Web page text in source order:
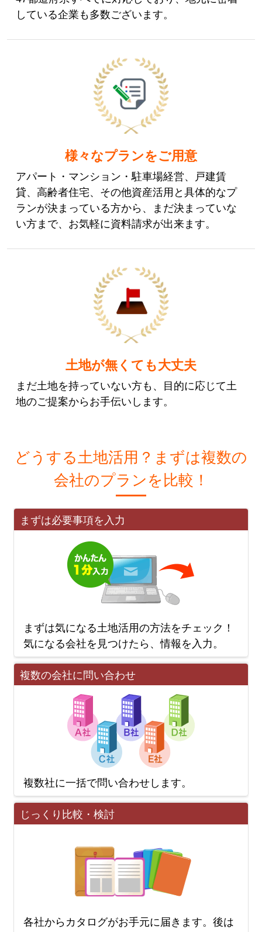
している企業も多数ございます。
様々なプランをご用意
アパート・マンション・駐車場経営、戸建賃
貸、高齢者住宅、その他資産活用と具体的なプ
ランが決まっている方から、まだ決まっていな
い方まで、お気軽に資料請求が出来ます。
土地が無くても大丈夫
まだ土地を持っていない方も、目的に応じて土
地のご提案からお手伝いします。
どうする土地活用？まずは複数の
会社のプランを比較！
まずは必要事項を入力
まずは気になる土地活用の方法をチェック！
気になる会社を見つけたら、情報を入力。
複数の会社に問い合わせ
複数社に一括で問い合わせします。
じっくり比較・検討
各社からカタログがお手元に届きます。後は